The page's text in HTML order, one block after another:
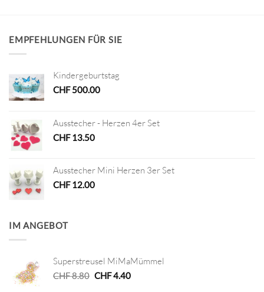
EMPFEHLUNGEN FÜR SIE
Kindergeburtstag
CHF500.00
Ausstecher - Herzen 4er Set
CHF13.50
Ausstecher Mini Herzen 3er Set
CHF12.00
IM ANGEBOT
Superstreusel MiMaMümmel
CHF8.80 Ursprünglicher
CHF4.40Aktueller